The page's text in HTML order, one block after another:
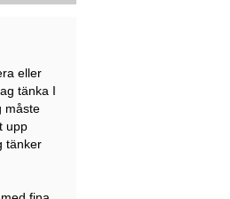
eller
tänka I
måste
upp
tänker